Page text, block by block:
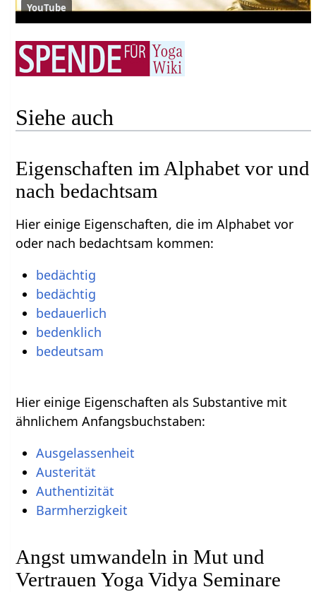
YouTube
Siehe auch
Eigenschaften im Alphabet vor und
nach bedachtsam
Hier einige Eigenschaften, die im Alphabet vor
oder nach bedachtsam kommen:
bedächtig
bedächtig
bedauerlich
bedenklich
bedeutsam
Hier einige Eigenschaften als Substantive mit
ähnlichem Anfangsbuchstaben:
Ausgelassenheit
Austerität
Authentizität
Barmherzigkeit
Angst umwandeln in Mut und
Vertrauen Yoga Vidya Seminare